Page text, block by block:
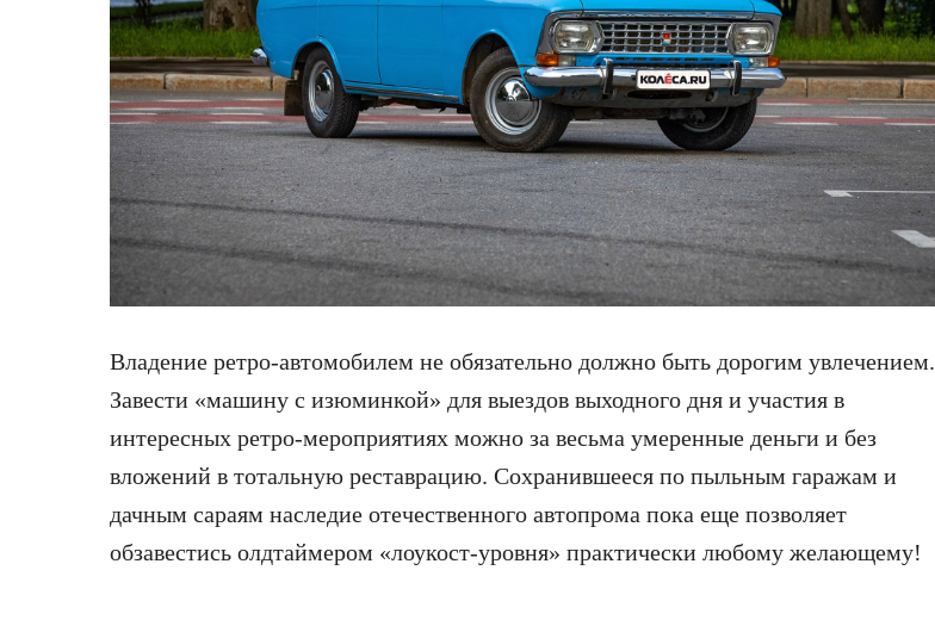
Владение ретро-автомобилем не обязательно должно быть дорогим увлечением.
Завести «машину с изюминкой» для выездов выходного дня и участия в
интересных ретро-мероприятиях можно за весьма умеренные деньги и без
вложений в тотальную реставрацию. Сохранившееся по пыльным гаражам и
дачным сараям наследие отечественного автопрома пока еще позволяет
обзавестись олдтаймером «лоукост-уровня» практически любому желающему!